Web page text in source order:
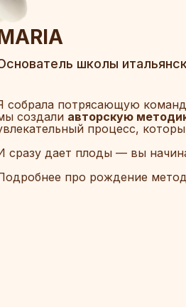
собрала потрясающую
создали авторскую
процесс,
сразу дает плоды — вы
про рождение
школы